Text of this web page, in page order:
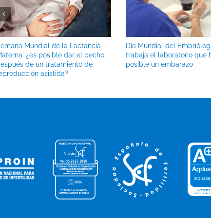
Mundial de la Lactancia
¿es posible dar el pecho
de un tratamiento de
asistida?
Día Mundial del
trabaja el laboratorio que
posible un embarazo